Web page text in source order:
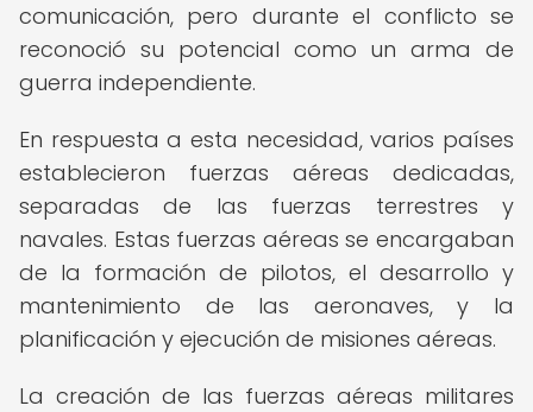
comunicación, pero durante el conflicto se
reconoció su potencial como un arma de
guerra independiente.
En respuesta a esta necesidad, varios países
establecieron fuerzas aéreas dedicadas,
separadas de las fuerzas terrestres y
navales. Estas fuerzas aéreas se encargaban
de la formación de pilotos, el desarrollo y
mantenimiento de las aeronaves, y la
planificación y ejecución de misiones aéreas.
La creación de las fuerzas aéreas militares